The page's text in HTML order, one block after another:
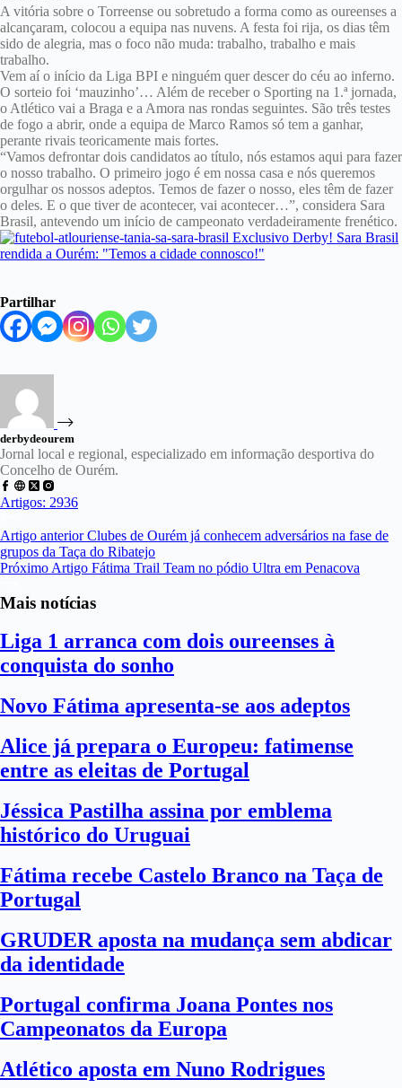
A vitória sobre o Torreense ou sobretudo a forma como as oureenses a
alcançaram, colocou a equipa nas nuvens. A festa foi rija, os dias têm
sido de alegria, mas o foco não muda: trabalho, trabalho e mais
trabalho.
Vem aí o início da Liga BPI e ninguém quer descer do céu ao inferno.
O sorteio foi ‘mauzinho’… Além de receber o Sporting na 1.ª jornada,
o Atlético vai a Braga e a Amora nas rondas seguintes. São três testes
de fogo a abrir, onde a equipa de Marco Ramos só tem a ganhar,
perante rivais teoricamente mais fortes.
“Vamos defrontar dois candidatos ao título, nós estamos aqui para fazer
o nosso trabalho. O primeiro jogo é em nossa casa e nós queremos
orgulhar os nossos adeptos. Temos de fazer o nosso, eles têm de fazer
o deles. E o que tiver de acontecer, vai acontecer…”, considera Sara
Brasil, antevendo um início de campeonato verdadeiramente frenético.
Partilhar
derbydeourem
Jornal local e regional, especializado em informação desportiva do
Concelho de Ourém.
Artigos: 2936
Artigo anteriorClubes de Ourém já conhecem adversários na fase de
grupos da Taça do Ribatejo
Próximo Artigo Fátima Trail Team no pódio Ultra em Penacova
Mais notícias
Liga 1 arranca com dois oureenses à
conquista do sonho
Novo Fátima apresenta-se aos adeptos
Alice já prepara o Europeu: fatimense
entre as eleitas de Portugal
Jéssica Pastilha assina por emblema
histórico do Uruguai
Fátima recebe Castelo Branco na Taça de
Portugal
GRUDER aposta na mudança sem abdicar
da identidade
Portugal confirma Joana Pontes nos
Campeonatos da Europa
Atlético aposta em Nuno Rodrigues